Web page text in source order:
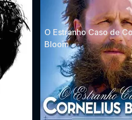
O Estranho Caso de
Bloom